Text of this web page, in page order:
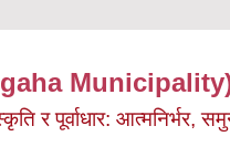
र पूर्वाधार: आत्मनिर्भर,